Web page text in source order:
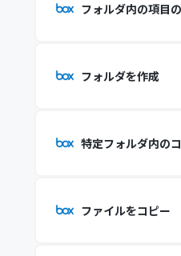
フォルダ内の項目
フォルダを作成
特定フォルダ内の
ファイルをコピー